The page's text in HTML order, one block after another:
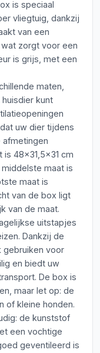
is speciaal
vliegtuig, dankzij
van een
zorgt voor een
is grijs, met een
maten,
kunt
uw dier tijdens
afmetingen
is 48x31,5x31 cm
maat is
maat is
van de box ligt
van de maat.
uitstapjes
Dankzij de
gebruiken voor
en biedt uw
De box is
maar let op: de
of kleine honden.
de kunststof
een vochtige
geventileerd is